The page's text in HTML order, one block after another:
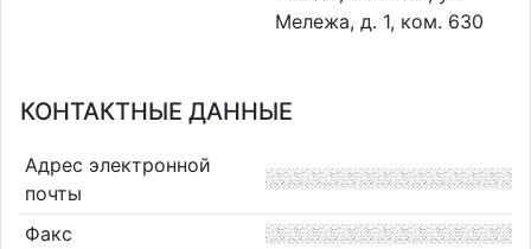
Мележа, д. 1, ком. 630
КОНТАКТНЫЕ ДАННЫЕ
Адрес электронной
почты
Факс